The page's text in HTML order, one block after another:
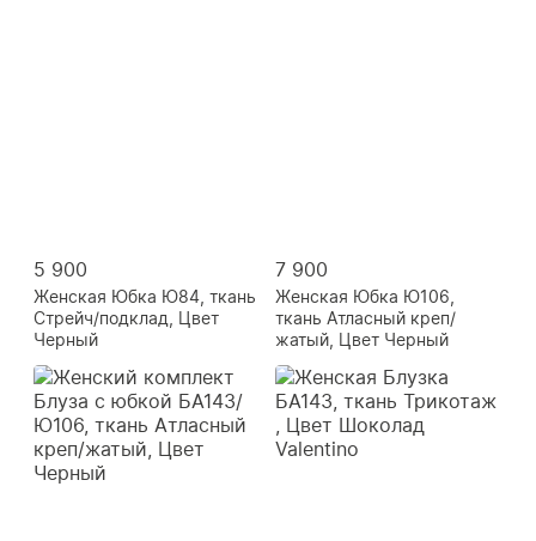
5 900
Женская Юбка Ю84, ткань
Стрейч/подклад, Цвет
Черный
7 900
Женская Юбка Ю106,
ткань Атласный креп/
жатый, Цвет Черный